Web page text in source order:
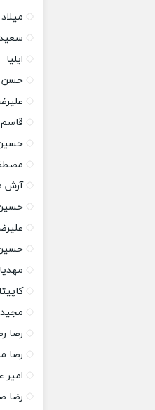
سعید
ایلیا
حسن
آرش
رضا
رضا
امیر
رضا